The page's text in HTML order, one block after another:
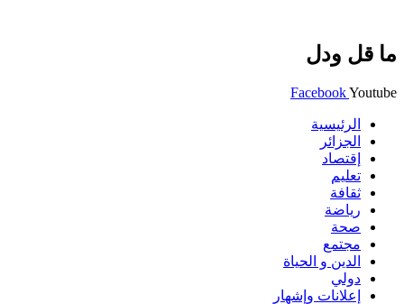
ما قل ودل
FacebookYoutube
الرئيسية
الجزائر
إقتصاد
تعليم
ثقافة
رياضة
صحة
مجتمع
الدين و الحياة
دولي
إعلانات وإشهار